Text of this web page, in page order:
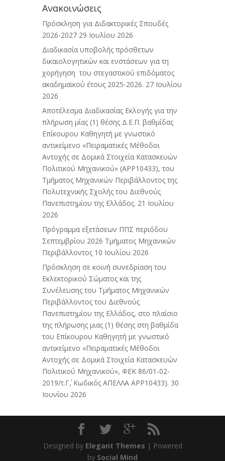
Ανακοινώσεις
Πρόσκληση για Διδακτορικές Σπουδές
2026-2027 29 Ιουλίου 2026
Διαδικασία υποβολής πρόσθετων
δικαιολογητικών και ενστάσεων για τη
χορήγηση του στεγαστικού επιδόματος
ακαδημαϊκού έτους 2025-2026. 27 Ιουλίου
2026
Αποτέλεσμα Διαδικασίας Εκλογής για την
πλήρωση μίας (1) θέσης Δ.Ε.Π. βαθμίδας
Επίκουρου Καθηγητή με γνωστικό
αντικείμενο «Πειραματικές Μέθοδοι
Αντοχής σε Δομικά Στοιχεία Κατασκευών
Πολιτικού Μηχανικού» (APP10433), του
Τμήματος Μηχανικών Περιβάλλοντος της
Πολυτεχνικής Σχολής του Διεθνούς
Πανεπιστημίου της Ελλάδος. 21 Ιουλίου
2026
Πρόγραμμα εξετάσεων ΠΠΣ περιόδου
Σεπτεμβρίου 2026 Τμήματος Μηχανικών
Περιβάλλοντος 10 Ιουλίου 2026
Πρόσκληση σε κοινή συνεδρίαση του
Εκλεκτορικού Σώματος και της
Συνέλευσης του Τμήματος Μηχανικών
Περιβάλλοντος του Διεθνούς
Πανεπιστημίου της Ελλάδος, στο πλαίσιο
της πλήρωσης μιας (1) θέσης στη βαθμίδα
του Επίκουρου Καθηγητή με γνωστικό
αντικείμενο «Πειραματικές Μέθοδοι
Αντοχής σε Δομικά Στοιχεία Κατασκευών
Πολιτικού Μηχανικού», ΦΕΚ 86/01-02-
2019/τ.Γ΄, Κωδικός ΑΠΕΛΛΑ APP10433). 30
Ιουνίου 2026
Designed by Elegant Themes | Powered
by Social Mind